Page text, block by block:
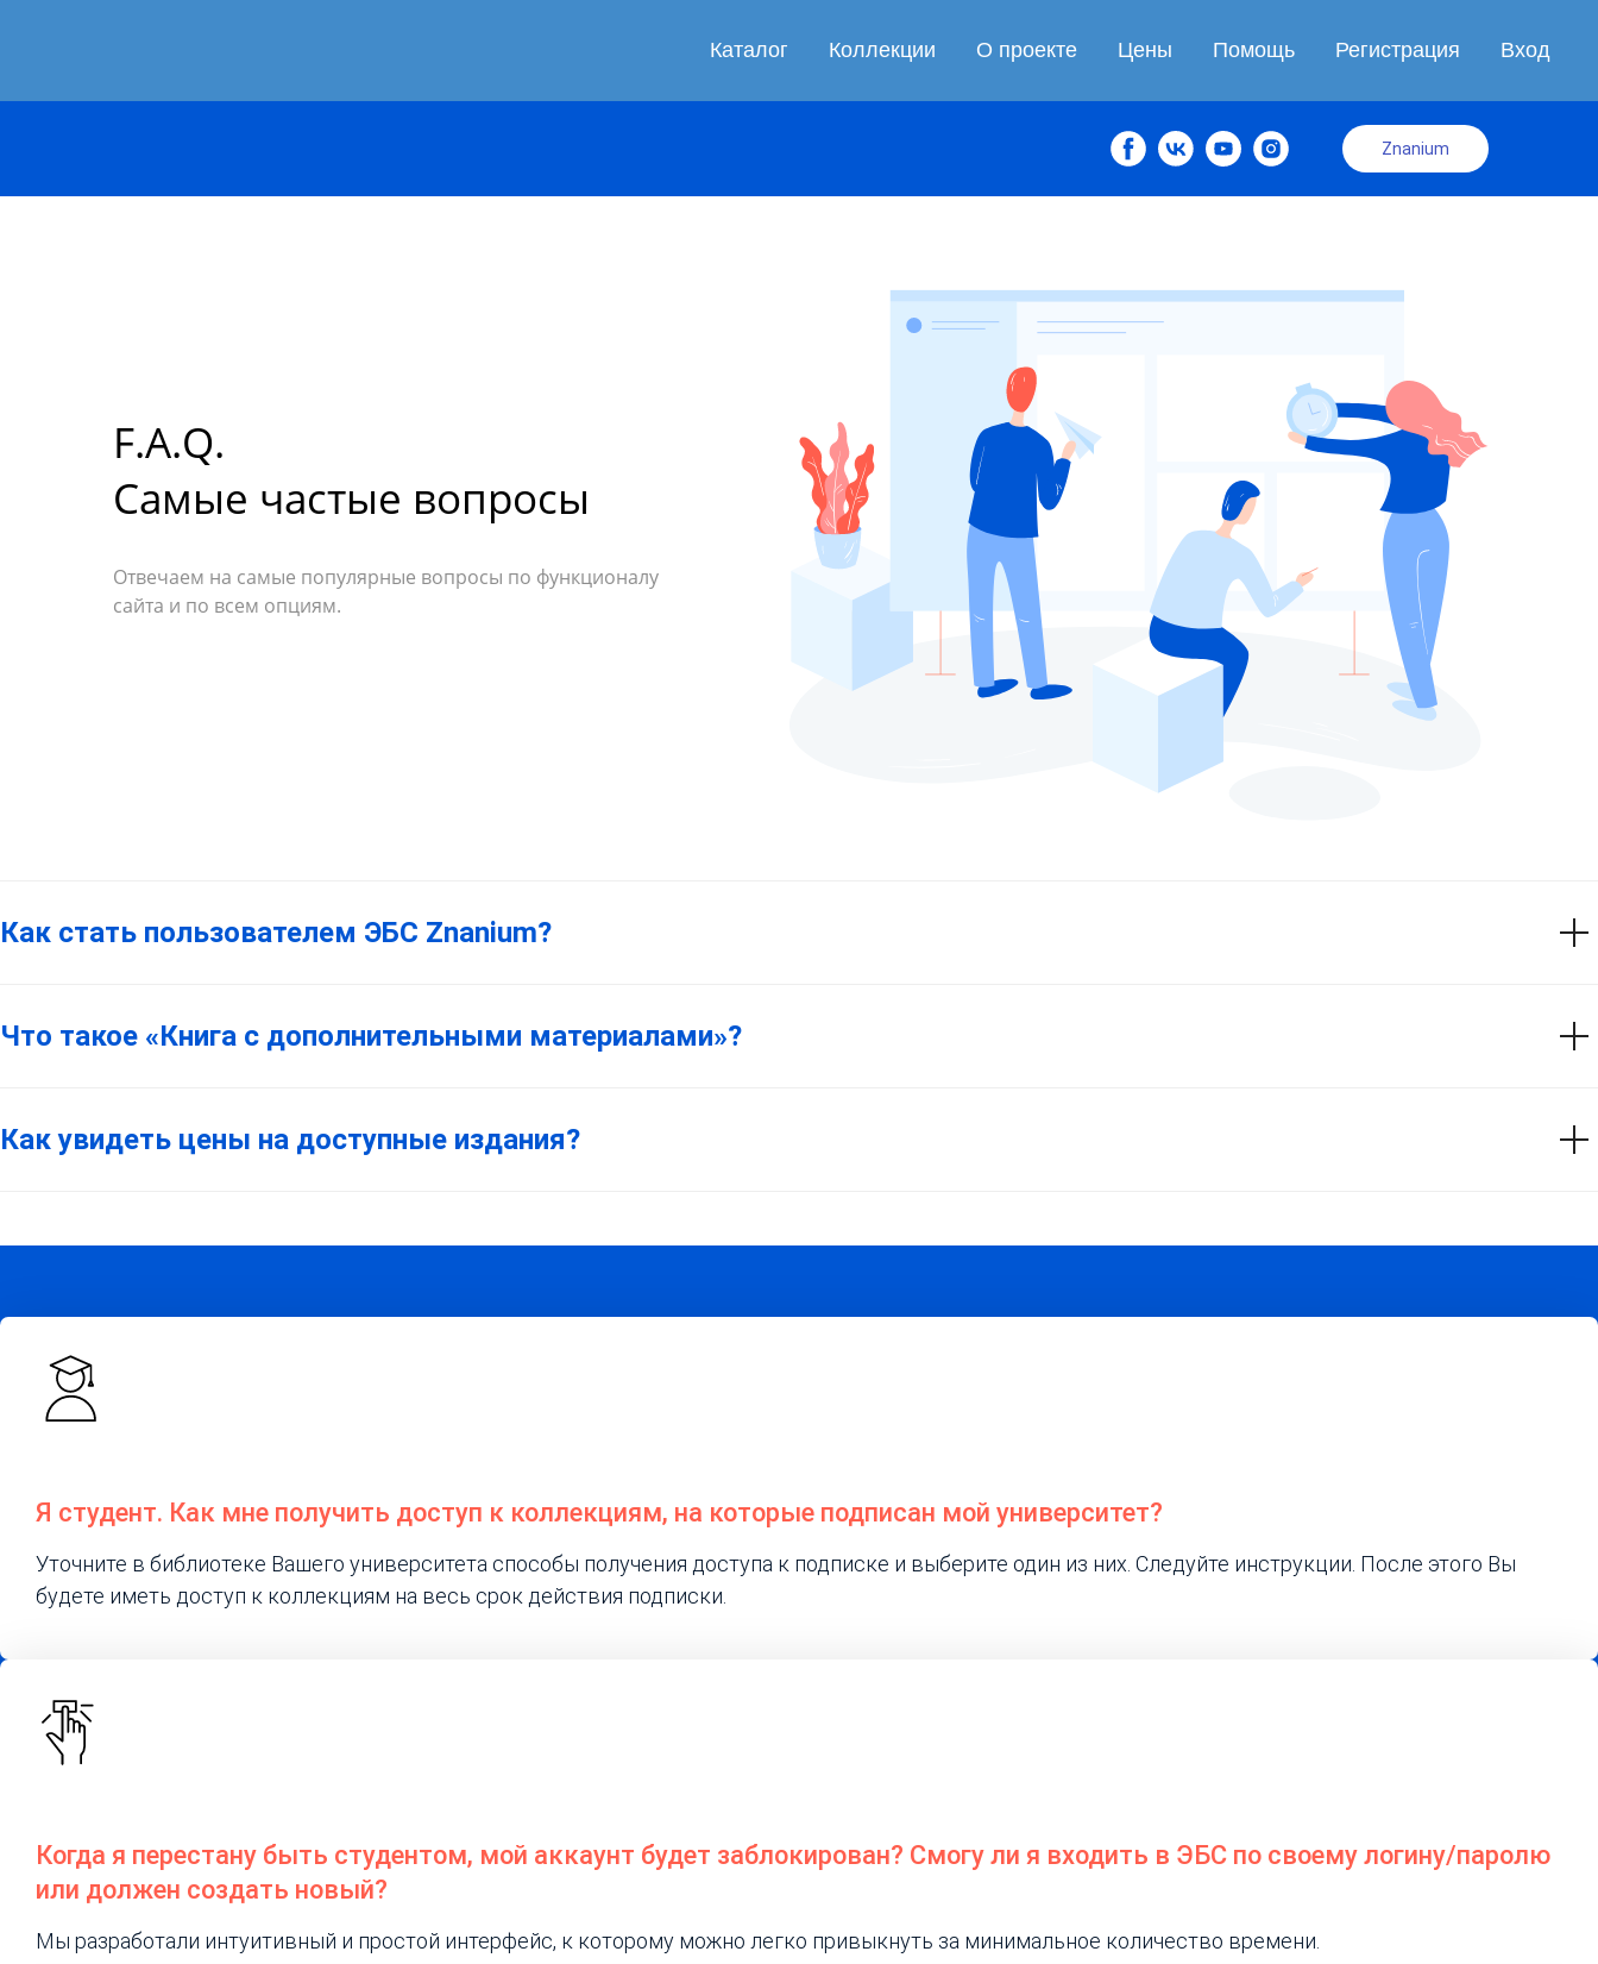
Каталог Коллекции О проекте Цены Помощь Регистрация Вход
Znanium
F.A.Q.
Самые частые вопросы
Отвечаем на самые популярные вопросы по функционалу
сайта и по всем опциям.
Как стать пользователем ЭБС Znanium?
Что такое «Книга с дополнительными материалами»?
Как увидеть цены на доступные издания?
Я студент. Как мне получить доступ к коллекциям, на которые подписан мой университет?
Уточните в библиотеке Вашего университета способы получения доступа к подписке и выберите один из них. Следуйте инструкции. После этого Вы
будете иметь доступ к коллекциям на весь срок действия подписки.
Когда я перестану быть студентом, мой аккаунт будет заблокирован? Смогу ли я входить в ЭБС по своему логину/паролю
или должен создать новый?
Мы разработали интуитивный и простой интерфейс, к которому можно легко привыкнуть за минимальное количество времени.